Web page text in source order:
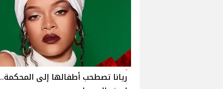
ريانا تصطحب أطفالها إلى المحكمة..